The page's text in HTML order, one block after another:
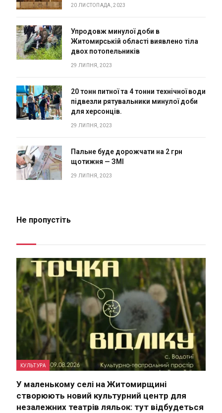
20 ЛИСТОПАДА, 2023
Упродовж минулої доби в
Житомирській області виявлено тіла
двох потопельників
29 ЛИПНЯ, 2023
20 тонн питної та 4 тонни технічної води
підвезли рятувальники минулої доби
для херсонців.
29 ЛИПНЯ, 2023
Пальне буде дорожчати на 2 грн
щотижня — ЗМІ
29 ЛИПНЯ, 2023
Не пропустіть
КУЛЬТУРА
У маленькому селі на Житомирщині
створюють новий культурний центр для
незалежних театрів ляльок: тут відбудеться